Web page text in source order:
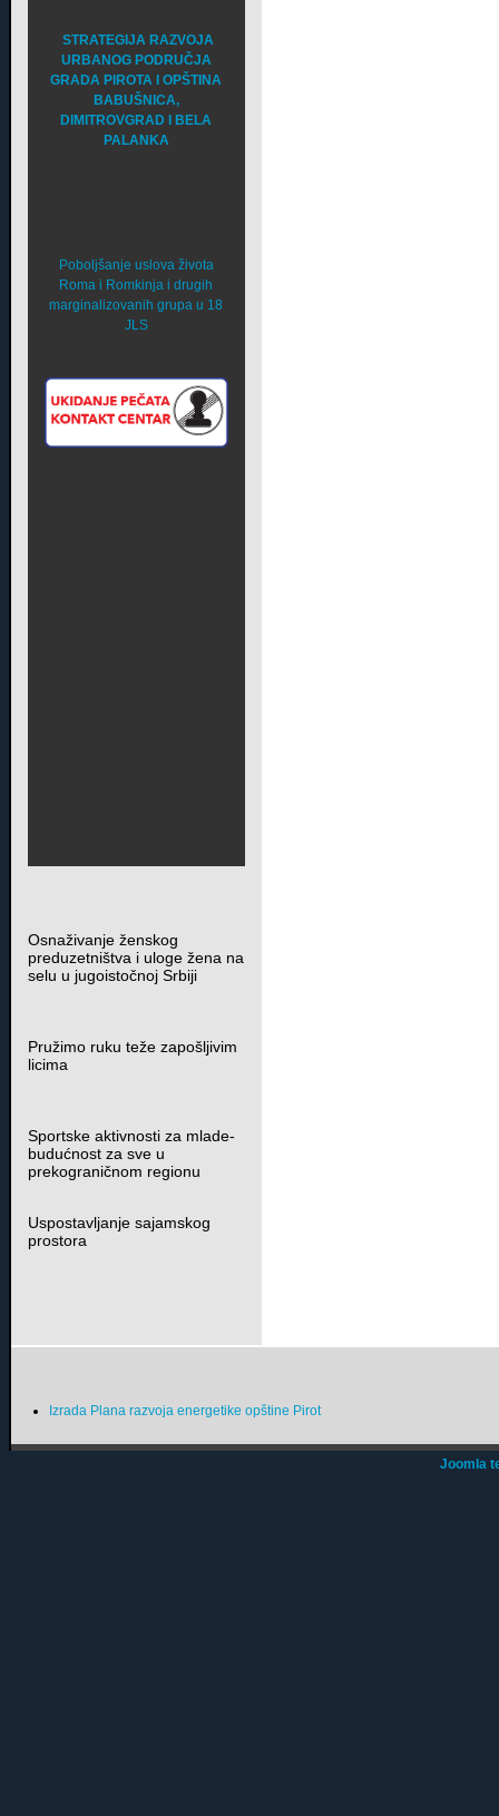
STRATEGIJA RAZVOJA
URBANOG PODRUČJA
GRADA PIROTA I OPŠTINA
BABUŠNICA,
DIMITROVGRAD I BELA
PALANKA
Poboljšanje uslova života
Roma i Romkinja i drugih
marginalizovanih grupa u 18
JLS
Osnaživanje ženskog
preduzetništva i uloge žena na
selu u jugoistočnoj Srbiji
Pružimo ruku teže zapošljivim
licima
Sportske aktivnosti za mlade-
budućnost za sve u
prekograničnom regionu
Uspostavljanje sajamskog
prostora
Izrada Plana razvoja energetike opštine Pirot
Joomla